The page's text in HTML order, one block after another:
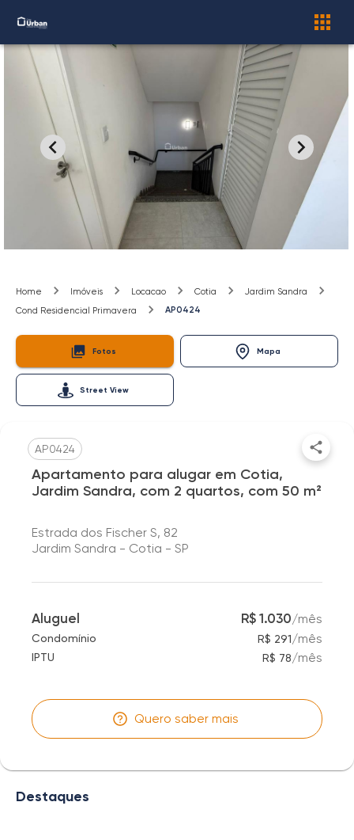
Home Imóveis Locacao Cotia
Jardim Sandra
Cond Residencial Primavera
AP0424
Fotos Mapa
Street View
AP0424
Apartamento para alugar em Cotia,
Jardim Sandra, com 2 quartos, com 50 m²
Estrada dos Fischer S, 82
Jardim Sandra - Cotia - SP
Aluguel R$ 1.030/mês
Condomínio R$ 291/mês
IPTU R$ 78/mês
Quero saber mais
Destaques